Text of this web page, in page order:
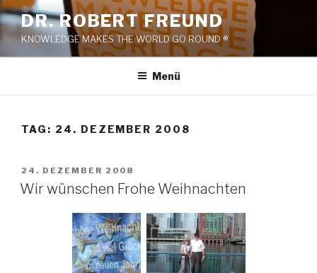
Zum
Inhalt
springen
DR. ROBERT FREUND
KNOWLEDGE MAKES THE WORLD GO ROUND ®
Menü
TAG: 24. DEZEMBER 2008
VERÖFFENTLICHT
AM
24. DEZEMBER 2008
Wir wünschen Frohe Weihnachten